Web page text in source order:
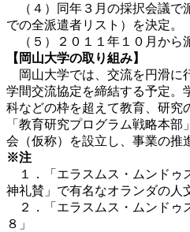
（４）同年３月の採択会議で
での全派遣者リスト）を決定。
（５）２０１１年１０月から
【岡山大学の取り組み】
岡山大学では、交流を円滑に
学間交流協定を締結する予定。
科などの枠を超えて教育、研究
「教育研究プログラム戦略本
会（仮称）を設立し、事業の推
※注
１．「エラスムス・ムンドゥ
神礼賛」で有名なオランダの人
２．「エラスムス・ムンドゥ
８」